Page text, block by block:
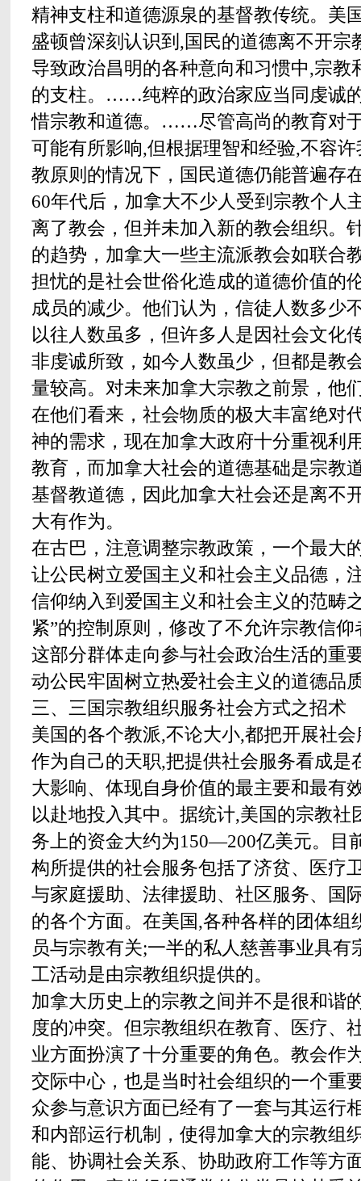
精神支柱和道德源泉的基督教传统。美
盛顿曾深刻认识到,国民的道德离不开宗
导致政治昌明的各种意向和习惯中,宗教
的支柱。……纯粹的政治家应当同虔诚
惜宗教和道德。……尽管高尚的教育对
可能有所影响,但根据理智和经验,不容
教原则的情况下，国民道德仍能普遍存
60年代后，加拿大不少人受到宗教个人
离了教会，但并未加入新的教会组织。
的趋势，加拿大一些主流派教会如联合
担忧的是社会世俗化造成的道德价值的
成员的减少。他们认为，信徒人数多少
以往人数虽多，但许多人是因社会文化
非虔诚所致，如今人数虽少，但都是教
量较高。对未来加拿大宗教之前景，他
在他们看来，社会物质的极大丰富绝对
神的需求，现在加拿大政府十分重视利
教育，而加拿大社会的道德基础是宗教
基督教道德，因此加拿大社会还是离不
大有作为。
在古巴，注意调整宗教政策，一个最大
让公民树立爱国主义和社会主义品德，
信仰纳入到爱国主义和社会主义的范畴
紧”的控制原则，修改了不允许宗教信
这部分群体走向参与社会政治生活的重
动公民牢固树立热爱社会主义的道德品
三、三国宗教组织服务社会方式之招术
美国的各个教派,不论大小,都把开展社
作为自己的天职,把提供社会服务看成是
大影响、体现自身价值的最主要和最有
以赴地投入其中。据统计,美国的宗教社
务上的资金大约为150—200亿美元。目
构所提供的社会服务包括了济贫、医疗
与家庭援助、法律援助、社区服务、国
的各个方面。在美国,各种各样的团体组
员与宗教有关;一半的私人慈善事业具有
工活动是由宗教组织提供的。
加拿大历史上的宗教之间并不是很和谐
度的冲突。但宗教组织在教育、医疗、
业方面扮演了十分重要的角色。教会作
交际中心，也是当时社会组织的一个重
众参与意识方面已经有了一套与其运行
和内部运行机制，使得加拿大的宗教组
能、协调社会关系、协助政府工作等方